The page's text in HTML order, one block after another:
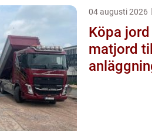
04 augusti 2026
Köpa jord så väljer du rätt
matjord